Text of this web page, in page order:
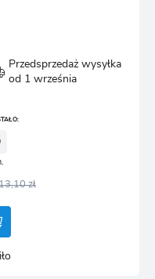
Przedsprzedaż wysyłka
od 1 września
zł